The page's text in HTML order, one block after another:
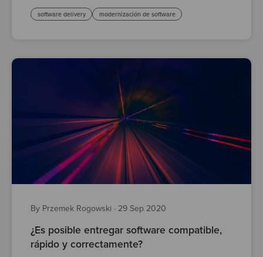
software delivery modernización de software
By Przemek Rogowski · 29 Sep 2020
¿Es posible entregar software compatible,
rápido y correctamente?